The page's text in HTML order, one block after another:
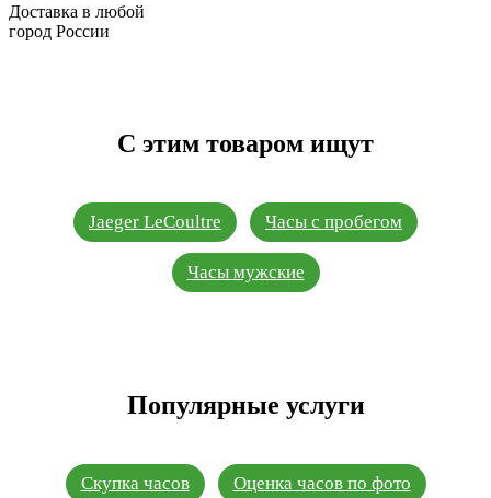
Доставка в любой
город России
С этим товаром ищут
Jaeger LeCoultre Часы с пробегом
Часы мужские
Популярные услуги
Скупка часов Оценка часов по фото